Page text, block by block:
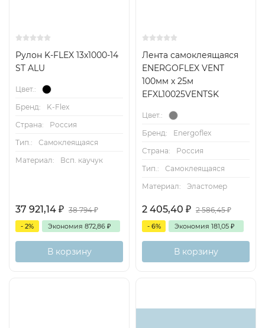
Рулон K-FLEX 13x1000-14
ST ALU
Цвет.:
Бренд:
K-Flex
Страна:
Россия
Тип.:
Самоклеящаяся
Материал:
Всп. каучук
37 921,14 ₽ 38 794₽
- 2% Экономия 872,86 ₽
В корзину
Лента самоклеящаяся
ENERGOFLEX VENT
100мм х 25м
EFXL10025VENTSK
Цвет.:
Бренд:
Energoflex
Страна:
Россия
Тип.:
Самоклеящаяся
Материал:
Эластомер
2 405,40 ₽ 2 586,45₽
- 6% Экономия 181,05 ₽
В корзину